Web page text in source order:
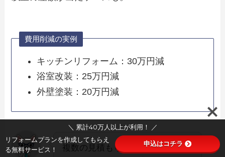
費用削減の実例
キッチンリフォーム：30万円減
浴室改装：25万円減
外壁塗装：20万円減
複数の見積もりを比較すること
＼ 累計40万人以上が利用！ ／
リフォームプランを作成してもらえ
る無料サービス！
申込はコチラ